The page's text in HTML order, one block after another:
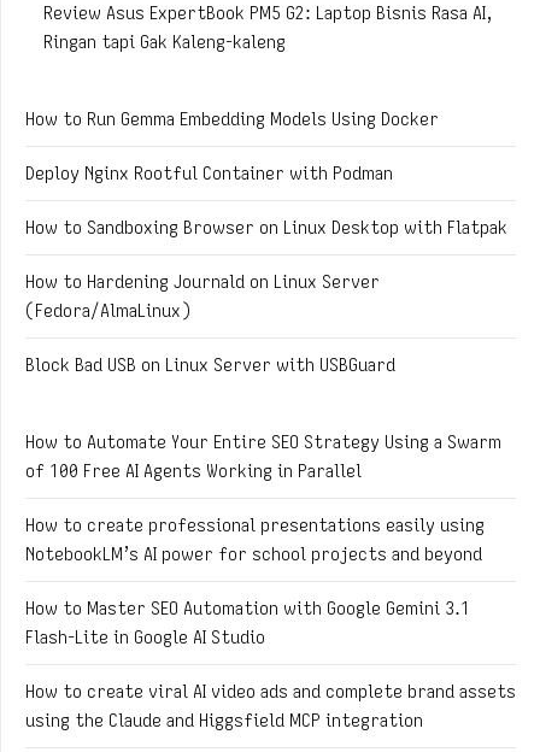
Review Asus ExpertBook PM5 G2: Laptop Bisnis Rasa AI,
Ringan tapi Gak Kaleng-kaleng
How to Run Gemma Embedding Models Using Docker
Deploy Nginx Rootful Container with Podman
How to Sandboxing Browser on Linux Desktop with Flatpak
How to Hardening Journald on Linux Server
(Fedora/AlmaLinux)
Block Bad USB on Linux Server with USBGuard
How to Automate Your Entire SEO Strategy Using a Swarm
of 100 Free AI Agents Working in Parallel
How to create professional presentations easily using
NotebookLM’s AI power for school projects and beyond
How to Master SEO Automation with Google Gemini 3.1
Flash-Lite in Google AI Studio
How to create viral AI video ads and complete brand assets
using the Claude and Higgsfield MCP integration